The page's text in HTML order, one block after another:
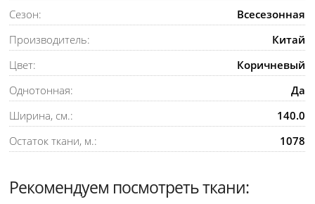
Сезон:
Всесезонная
Производитель:
Китай
Цвет:
Коричневый
Однотонная:
Да
Ширина, см.:
140.0
Остаток ткани, м.:
1078
Рекомендуем посмотреть ткани: